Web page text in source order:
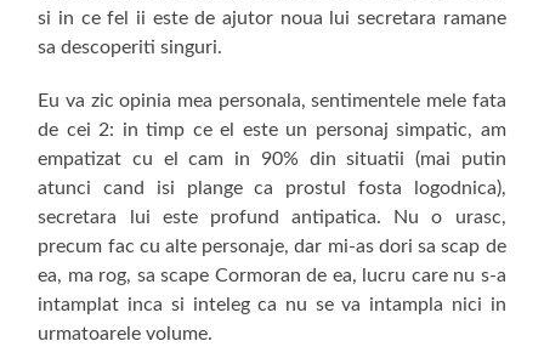
si in ce fel ii este de ajutor noua lui secretara ramane
sa descoperiti singuri.
Eu va zic opinia mea personala, sentimentele mele fata
de cei 2: in timp ce el este un personaj simpatic, am
empatizat cu el cam in 90% din situatii (mai putin
atunci cand isi plange ca prostul fosta logodnica),
secretara lui este profund antipatica. Nu o urasc,
precum fac cu alte personaje, dar mi-as dori sa scap de
ea, ma rog, sa scape Cormoran de ea, lucru care nu s-a
intamplat inca si inteleg ca nu se va intampla nici in
urmatoarele volume.